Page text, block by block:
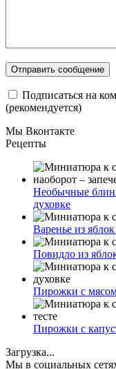
Подписаться на
(рекомендуется)
Мы Вконтакте
Рецепты
Необычные
духовке
Варенье из
Повидло из
Пирожки с
Пирожки с
Загрузка...
Мы в социальных